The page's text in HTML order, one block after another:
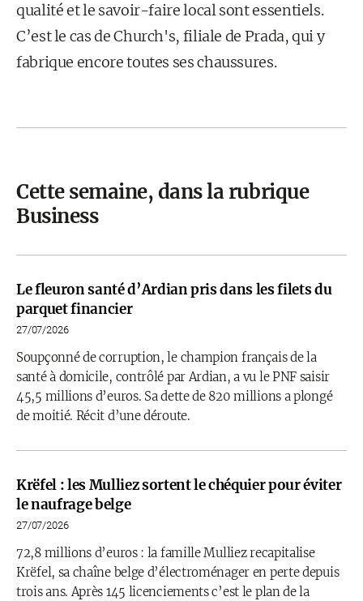
qualité et le savoir-faire local sont essentiels.
C’est le cas de Church's, filiale de Prada, qui y
fabrique encore toutes ses chaussures.
Cette semaine, dans la rubrique
Business
Le fleuron santé d’Ardian pris dans les filets du
parquet financier
27/07/2026
Soupçonné de corruption, le champion français de la
santé à domicile, contrôlé par Ardian, a vu le PNF saisir
45,5 millions d’euros. Sa dette de 820 millions a plongé
de moitié. Récit d’une déroute.
Krëfel : les Mulliez sortent le chéquier pour éviter
le naufrage belge
27/07/2026
72,8 millions d’euros : la famille Mulliez recapitalise
Krëfel, sa chaîne belge d’électroménager en perte depuis
trois ans. Après 145 licenciements c’est le plan de la